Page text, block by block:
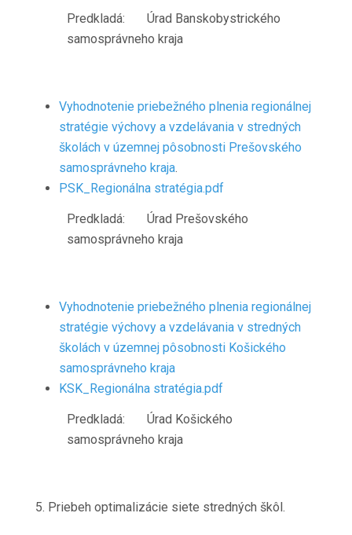
Predkladá: Úrad Banskobystrického
samosprávneho kraja
Vyhodnotenie priebežného plnenia regionálnej
stratégie výchovy a vzdelávania v stredných
školách v územnej pôsobnosti Prešovského
samosprávneho kraja.
PSK_Regionálna stratégia.pdf
Predkladá: Úrad Prešovského
samosprávneho kraja
Vyhodnotenie priebežného plnenia regionálnej
stratégie výchovy a vzdelávania v stredných
školách v územnej pôsobnosti Košického
samosprávneho kraja
KSK_Regionálna stratégia.pdf
Predkladá: Úrad Košického
samosprávneho kraja
5. Priebeh optimalizácie siete stredných škôl.